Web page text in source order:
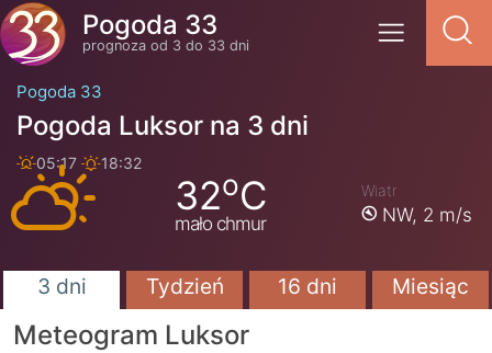
Pogoda 33
prognoza od 3 do 33 dni
Pogoda 33
Pogoda Luksor na 3 dni
05:17 18:32
32oC
mało chmur
Wiatr
NW, 2 m/s
3 dni Tydzień 16 dni Miesiąc
Meteogram Luksor